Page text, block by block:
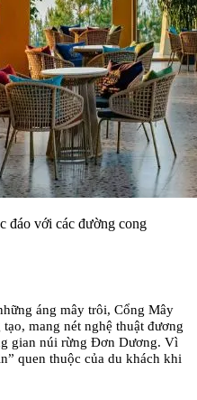
đáo với các đường cong
áng mây trôi, Cổng Mây
mang nét nghệ thuật đương
gian núi rừng Đơn Dương. Vì
quen thuộc của du khách khi